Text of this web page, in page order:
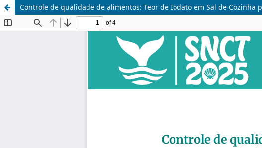
Controle de qualidade de alimentos: Teor de Iodato em Sal de Cozinha